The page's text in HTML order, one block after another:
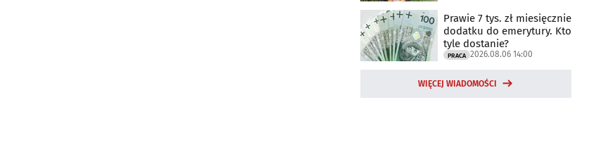
Prawie 7 tys. zł miesięcznie
dodatku do emerytury. Kto
tyle dostanie?
PRACA 2026.08.06 14:00
WIĘCEJ WIADOMOŚCI